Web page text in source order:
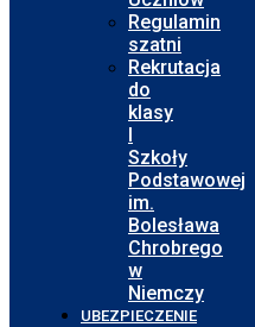
Regulamin
szatni
Rekrutacja
do
klasy
I
Szkoły
Podstawowej
im.
Bolesława
Chrobrego
w
Niemczy
UBEZPIECZENIE